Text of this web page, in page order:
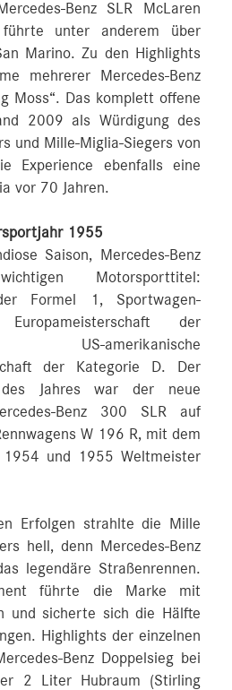
Benz SLR McLaren
unter anderem über
Marino. Zu den Highlights
mehrerer Mercedes-Benz
Moss“. Das komplett offene
2009 als Würdigung des
und Mille-Miglia-Siegers von
Experience ebenfalls eine
vor 70 Jahren.
1955
Saison, Mercedes-Benz
Motorsporttitel:
Formel 1, Sportwagen-
Europameisterschaft der
US-amerikanische
der Kategorie D. Der
Jahres war der neue
Benz 300 SLR auf
W 196 R, mit dem
1954 und 1955 Weltmeister
Erfolgen strahlte die Mille
hell, denn Mercedes-Benz
legendäre Straßenrennen.
führte die Marke mit
und sicherte sich die Hälfte
Highlights der einzelnen
Benz Doppelsieg bei
2 Liter Hubraum (Stirling